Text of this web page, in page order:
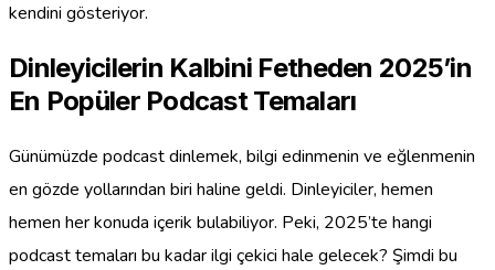
kendini gösteriyor.
Dinleyicilerin Kalbini Fetheden 2025’in
En Popüler Podcast Temaları
Günümüzde podcast dinlemek, bilgi edinmenin ve eğlenmenin
en gözde yollarından biri haline geldi. Dinleyiciler, hemen
hemen her konuda içerik bulabiliyor. Peki, 2025’te hangi
podcast temaları bu kadar ilgi çekici hale gelecek? Şimdi bu